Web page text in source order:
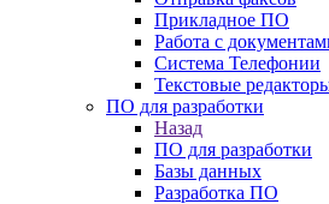
Прикладное ПО
Работа с
Система Телефонии
Текстовые
ПО для разработки
Назад
ПО для разработки
Базы данных
Разработка ПО